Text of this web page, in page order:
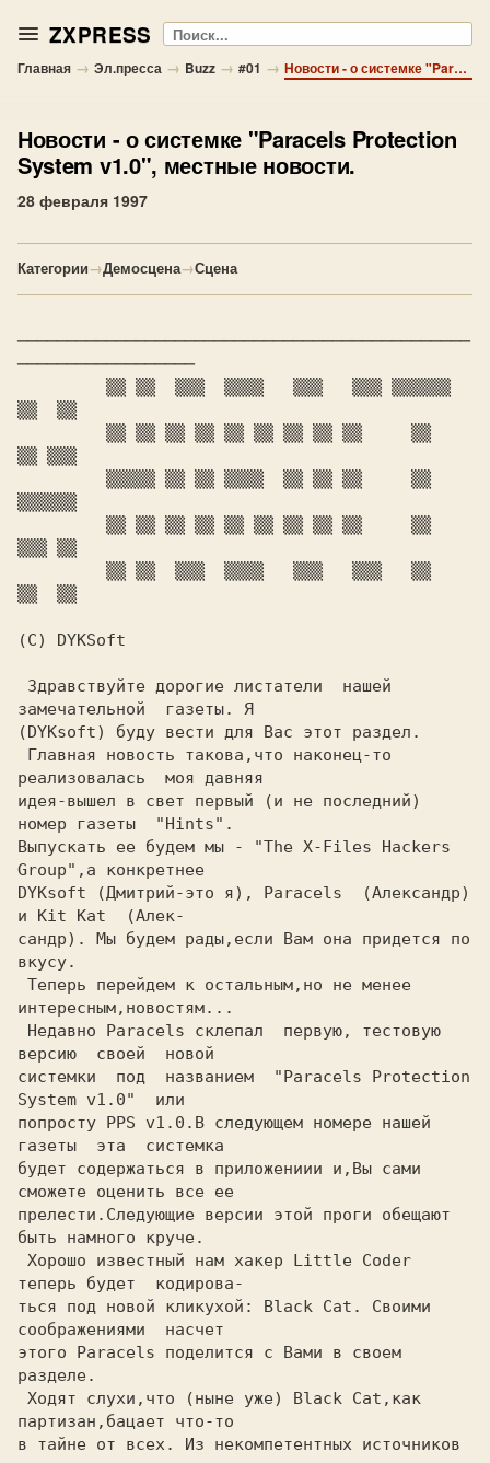
ZXPRESS Поиск
Главная → Эл.пресса → Buzz → #01 → Новости - о системке "Paracels Protection System v1.0", местные новости.
Новости - о системке "Paracels Protection
System v1.0", местные новости.
28 февраля 1997
Категории→Демосцена→Сцена
──────────────────────────────────────────────
──────────────────
▒▒  ▒▒
▒▒ ▒▒▒
▒▒▒▒▒▒
▒▒▒ ▒▒
▒▒  ▒▒
(C) DYKSoft
замечательной  газеты. Я
(DYKsoft) буду вести для Вас этот раздел.
реализовалась  моя давняя
идея-вышел в свет первый (и не последний)
номер газеты  "Hints".
Выпускать ее будем мы - "The X-Files Hackers
Group",а конкретнее
DYKsoft (Дмитрий-это я), Paracels  (Александр)
и Kit Kat  (Алек-
сандр). Мы будем рады,если Вам она придется по
вкусу.
интересным,новостям...
версию  своей  новой
системки  под  названием  "Paracels Protection
System v1.0"  или
попросту PPS v1.0.В следующем номере нашей
газеты  эта  системка
будет содержаться в приложениии и,Вы сами
сможете оценить все ее
прелести.Следующие версии этой проги обещают
быть намного круче.
теперь будет  кодирова-
ться под новой кликухой: Black Cat. Своими
соображениями  насчет
этого Paracels поделится с Вами в своем
разделе.
партизан,бацает что-то
в тайне от всех. Из некомпетентных источников